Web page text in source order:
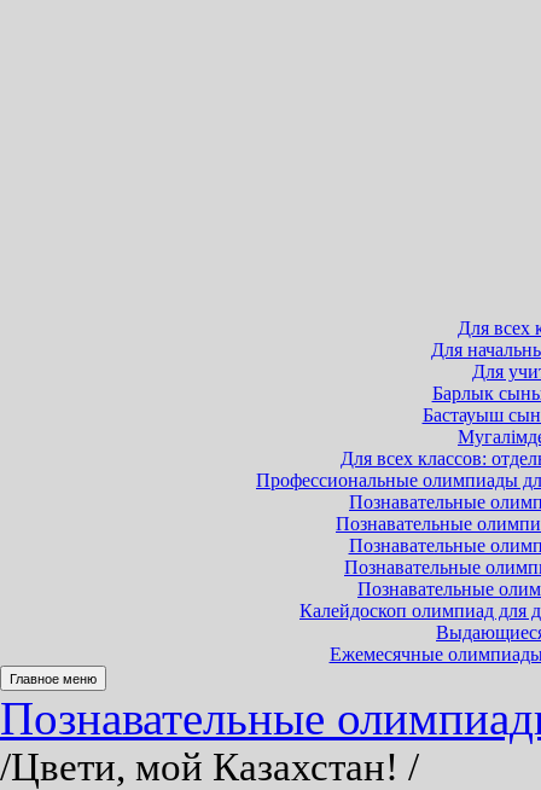
Для всех
Для
Для
Барлык
Бастауыш
Для всех классов:
Профессиональные олимпиады
Познавательные
Познавательные
Познавательные
Познавательные
Познавательные
Калейдоскоп олимпиад для
Ежемесячные
Главное меню
Познавательные
/Цвети, мой Казахстан! /